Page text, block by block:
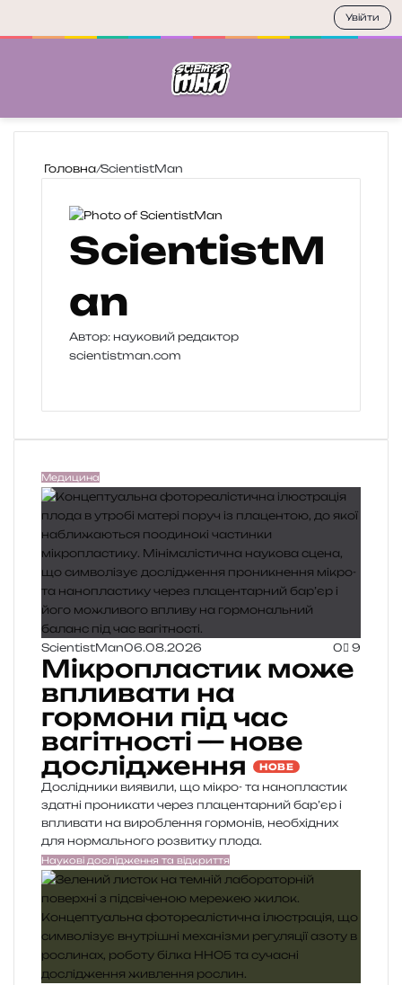
Головна/ScientistMan
ScientistM
an
Автор: науковий редактор
scientistman.com
b
t
e
Медицина
ScientistMan06.08.2026 0 9
Мікропластик може
впливати на
гормони під час
вагітності — нове
дослідження НОВЕ
Дослідники виявили, що мікро- та нанопластик
здатні проникати через плацентарний бар’єр і
впливати на вироблення гормонів, необхідних
для нормального розвитку плода.
Наукові дослідження та відкриття
Увійти